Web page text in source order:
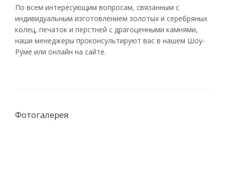
По всем интересующим вопросам, связанным с
индивидуальным изготовлением золотых и серебряных
колец, печаток и перстней с драгоценными камнями,
наши менеджеры проконсультируют вас в нашем Шоу-
Руме или онлайн на сайте.
Фотогалерея